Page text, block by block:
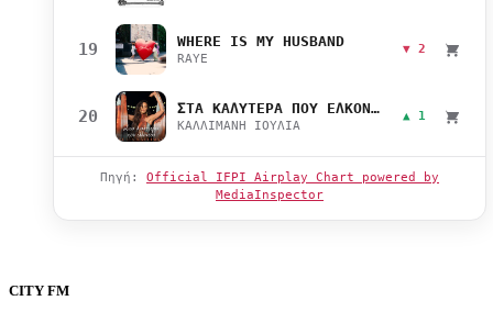
19 WHERE IS MY HUSBAND
RAYE
▼ 2
20 ΣΤΑ ΚΑΛΥΤΕΡΑ ΠΟΥ ΕΛΚΟΝΤΑΙ
ΚΑΛΛΙΜΑΝΗ ΙΟΥΛΙΑ
▲ 1
Πηγή: Official IFPI Airplay Chart powered by
MediaInspector
CITY FM